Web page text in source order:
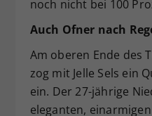
noch nicht bei 100
Auch Ofner nach
Am oberen Ende des
zog mit Jelle Sels ein
ein. Der 27-jährige
eleganten,